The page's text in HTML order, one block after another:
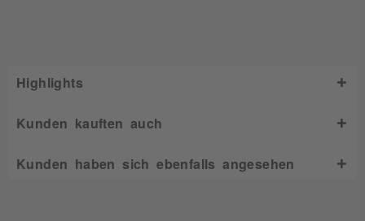
Highlights
Kunden kauften auch
Kunden haben sich ebenfalls angesehen